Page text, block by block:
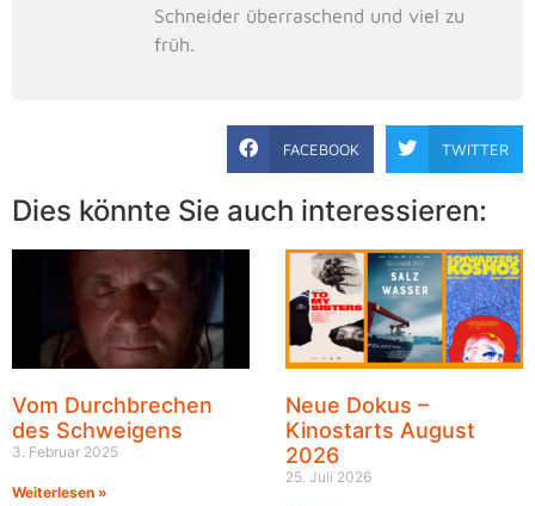
Schneider überraschend und viel zu
früh.
FACEBOOK TWITTER
Dies könnte Sie auch interessieren:
Vom Durchbrechen
des Schweigens
3. Februar 2025
Weiterlesen »
Neue Dokus –
Kinostarts August
2026
25. Juli 2026